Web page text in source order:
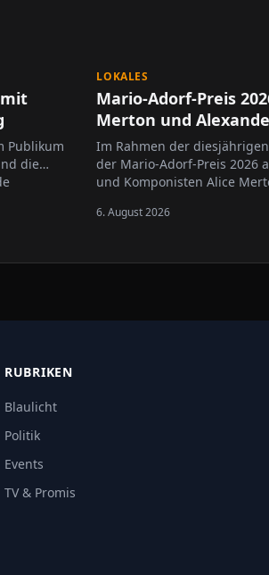
Publikum
die
LOKALES
Mario-Adorf-Preis
Merton und
Im Rahmen der
der Mario-Adorf-Preis 2026
und Komponisten Alice
6. August 2026
RUBRIKEN
Blaulicht
Politik
Events
TV & Promis